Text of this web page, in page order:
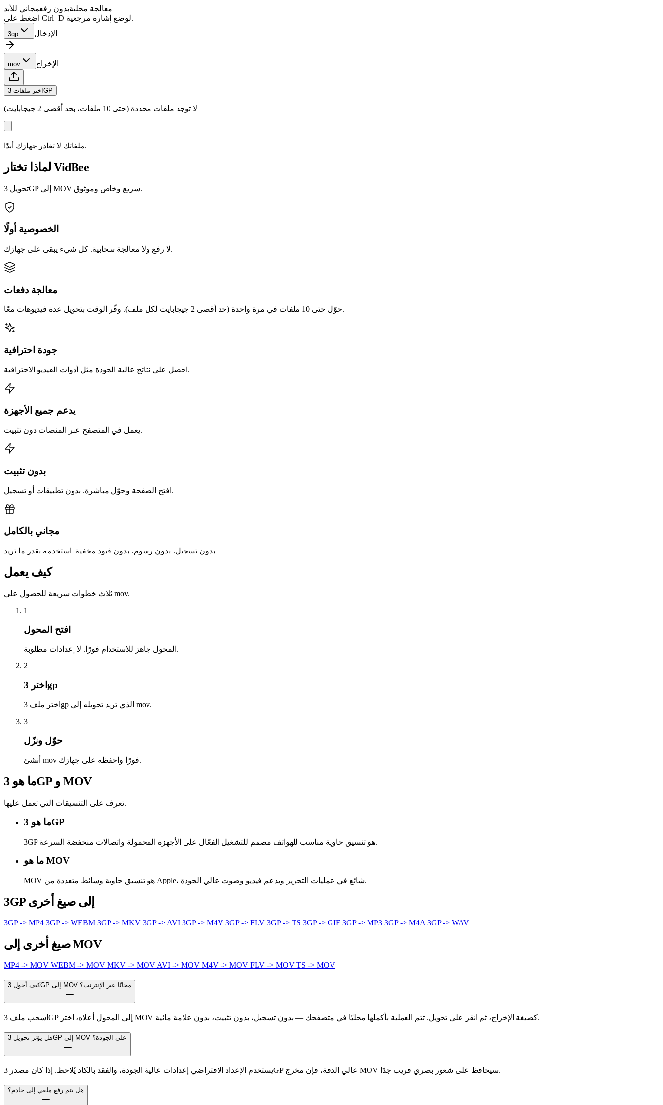
معالجة محليةبدون رفعمجاني للأبد
اضغط على Ctrl+D لوضع إشارة مرجعية.
3gp الإدخال
mov الإخراج
اختر ملفات 3GP
لا توجد ملفات محددة (حتى 10 ملفات، بحد أقصى 2 جيجابايت)
ملفاتك لا تغادر جهازك أبدًا.
لماذا تختار VidBee
تحويل 3GP إلى MOV سريع وخاص وموثوق.
الخصوصية أولًا
لا رفع ولا معالجة سحابية. كل شيء يبقى على جهازك.
معالجة دفعات
حوّل حتى 10 ملفات في مرة واحدة (حد أقصى 2 جيجابايت لكل ملف). وفّر الوقت بتحويل عدة فيديوهات معًا.
جودة احترافية
احصل على نتائج عالية الجودة مثل أدوات الفيديو الاحترافية.
يدعم جميع الأجهزة
يعمل في المتصفح عبر المنصات دون تثبيت.
بدون تثبيت
افتح الصفحة وحوّل مباشرة. بدون تطبيقات أو تسجيل.
مجاني بالكامل
بدون تسجيل، بدون رسوم، بدون قيود مخفية. استخدمه بقدر ما تريد.
كيف يعمل
ثلاث خطوات سريعة للحصول على mov.
1
افتح المحول
المحول جاهز للاستخدام فورًا. لا إعدادات مطلوبة.
2
اختر 3gp
اختر ملف 3gp الذي تريد تحويله إلى mov.
3
حوّل ونزّل
أنشئ mov فورًا واحفظه على جهازك.
ما هو 3GP و MOV
تعرف على التنسيقات التي تعمل عليها.
ما هو 3GP
3GP هو تنسيق حاوية مناسب للهواتف مصمم للتشغيل الفعّال على الأجهزة المحمولة واتصالات منخفضة السرعة.
ما هو MOV
MOV هو تنسيق حاوية وسائط متعددة من Apple، شائع في عمليات التحرير ويدعم فيديو وصوت عالي الجودة.
3GP إلى صيغ أخرى
3GP -> MP4 3GP -> WEBM 3GP -> MKV 3GP -> AVI 3GP -> M4V 3GP -> FLV 3GP -> TS 3GP -> GIF 3GP -> MP3 3GP -> M4A 3GP -> WAV
صيغ أخرى إلى MOV
MP4 -> MOV WEBM -> MOV MKV -> MOV AVI -> MOV M4V -> MOV FLV -> MOV TS -> MOV
كيف أحول 3GP إلى MOV مجانًا عبر الإنترنت؟
اسحب ملف 3GP إلى المحول أعلاه، اختر MOV كصيغة الإخراج، ثم انقر على تحويل. تتم العملية بأكملها محليًا في متصفحك — بدون تسجيل، بدون تثبيت، بدون علامة مائية.
هل يؤثر تحويل 3GP إلى MOV على الجودة؟
يستخدم الإعداد الافتراضي إعدادات عالية الجودة، والفقد بالكاد يُلاحظ. إذا كان مصدر 3GP عالي الدقة، فإن مخرج MOV سيحافظ على شعور بصري قريب جدًا.
هل يتم رفع ملفي إلى خادم؟